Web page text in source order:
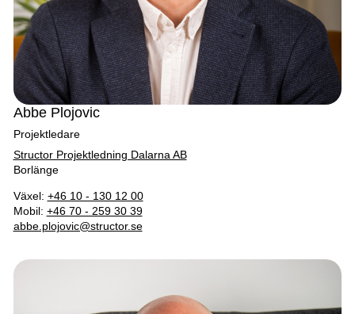
Abbe Plojovic
Projektledare
Structor Projektledning Dalarna AB
Borlänge
Växel: +46 10 - 130 12 00
Mobil: +46 70 - 259 30 39
abbe.plojovic@structor.se